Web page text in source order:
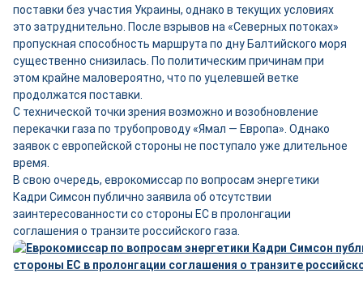
поставки без участия Украины, однако в текущих условиях
это затруднительно. После взрывов на «Северных потоках»
пропускная способность маршрута по дну Балтийского моря
существенно снизилась. По политическим причинам при
этом крайне маловероятно, что по уцелевшей ветке
продолжатся поставки.
С технической точки зрения возможно и возобновление
перекачки газа по трубопроводу «Ямал — Европа». Однако
заявок с европейской стороны не поступало уже длительное
время.
В свою очередь, еврокомиссар по вопросам энергетики
Кадри Симсон публично заявила об отсутствии
заинтересованности со стороны ЕС в пролонгации
соглашения о транзите российского газа.